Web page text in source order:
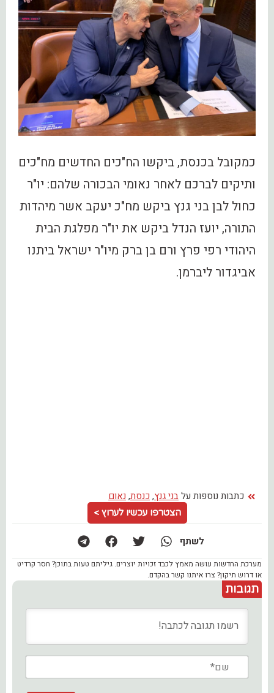
‏כמקובל בכנסת, ביקשו הח"כים החדשים מח"כים
ותיקים לברכם לאחר נאומי הבכורה שלהם: יו"ר
כחול לבן בני גנץ ביקש מח"כ יעקב אשר מיהדות
התורה, יועז הנדל ביקש את יו"ר מפלגת הבית
היהודי רפי פרץ ורם בן ברק מיו"ר ישראל ביתנו
אביגדור ליברמן.
כתבות נוספות עלבני גנץ,כנסת,נאום
הצטרפו עכשיו לערוץ >
לשתף
מערכת החדשות עושה מאמץ לכבד זכויות יוצרים. גיליתם טעות בתוכן? חסר קרדיט
או דרוש תיקון? צרו איתנו קשר בהקדם.
תגובות